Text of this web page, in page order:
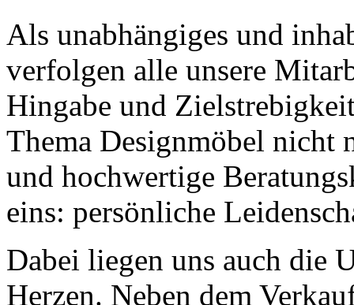
Als unabhängiges und
verfolgen alle unsere
Hingabe und
Thema Designmöbel nicht
und hochwertige
eins: persönliche
Dabei liegen uns auch die
Herzen. Neben dem